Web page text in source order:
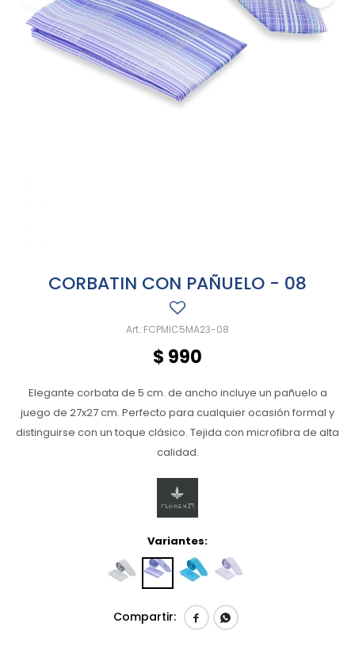
CORBATIN CON PAÑUELO - 08
FCPMIC5MA23-08
$ 990
Elegante corbata de 5 cm. de ancho incluye un pañuelo a
juego de 27x27 cm. Perfecto para cualquier ocasión formal y
distinguirse con un toque clásico. Tejida con microfibra de alta
calidad.
Variantes:
 